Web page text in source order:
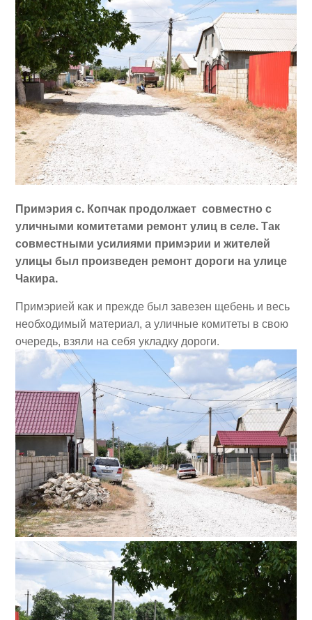
Примэрия с. Копчак продолжает совместно с
уличными комитетами ремонт улиц в селе. Так
совместными усилиями примэрии и жителей
улицы был произведен ремонт дороги на улице
Чакира.
Примэрией как и прежде был завезен щебень и весь
необходимый материал, а уличные комитеты в свою
очередь, взяли на себя укладку дороги.